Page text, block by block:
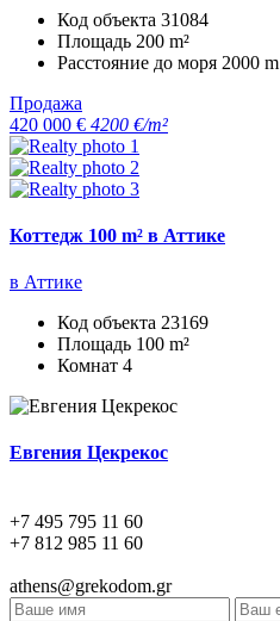
Код объекта 31084
Площадь 200 m²
Расстояние до моря 2000 m
Продажа
420 000 € 4200 €/m²
Коттедж 100 m² в Аттике
в Аттике
Код объекта 23169
Площадь 100 m²
Комнат 4
Евгения Цекрекос
+7 495 795 11 60
+7 812 985 11 60
athens@grekodom.gr